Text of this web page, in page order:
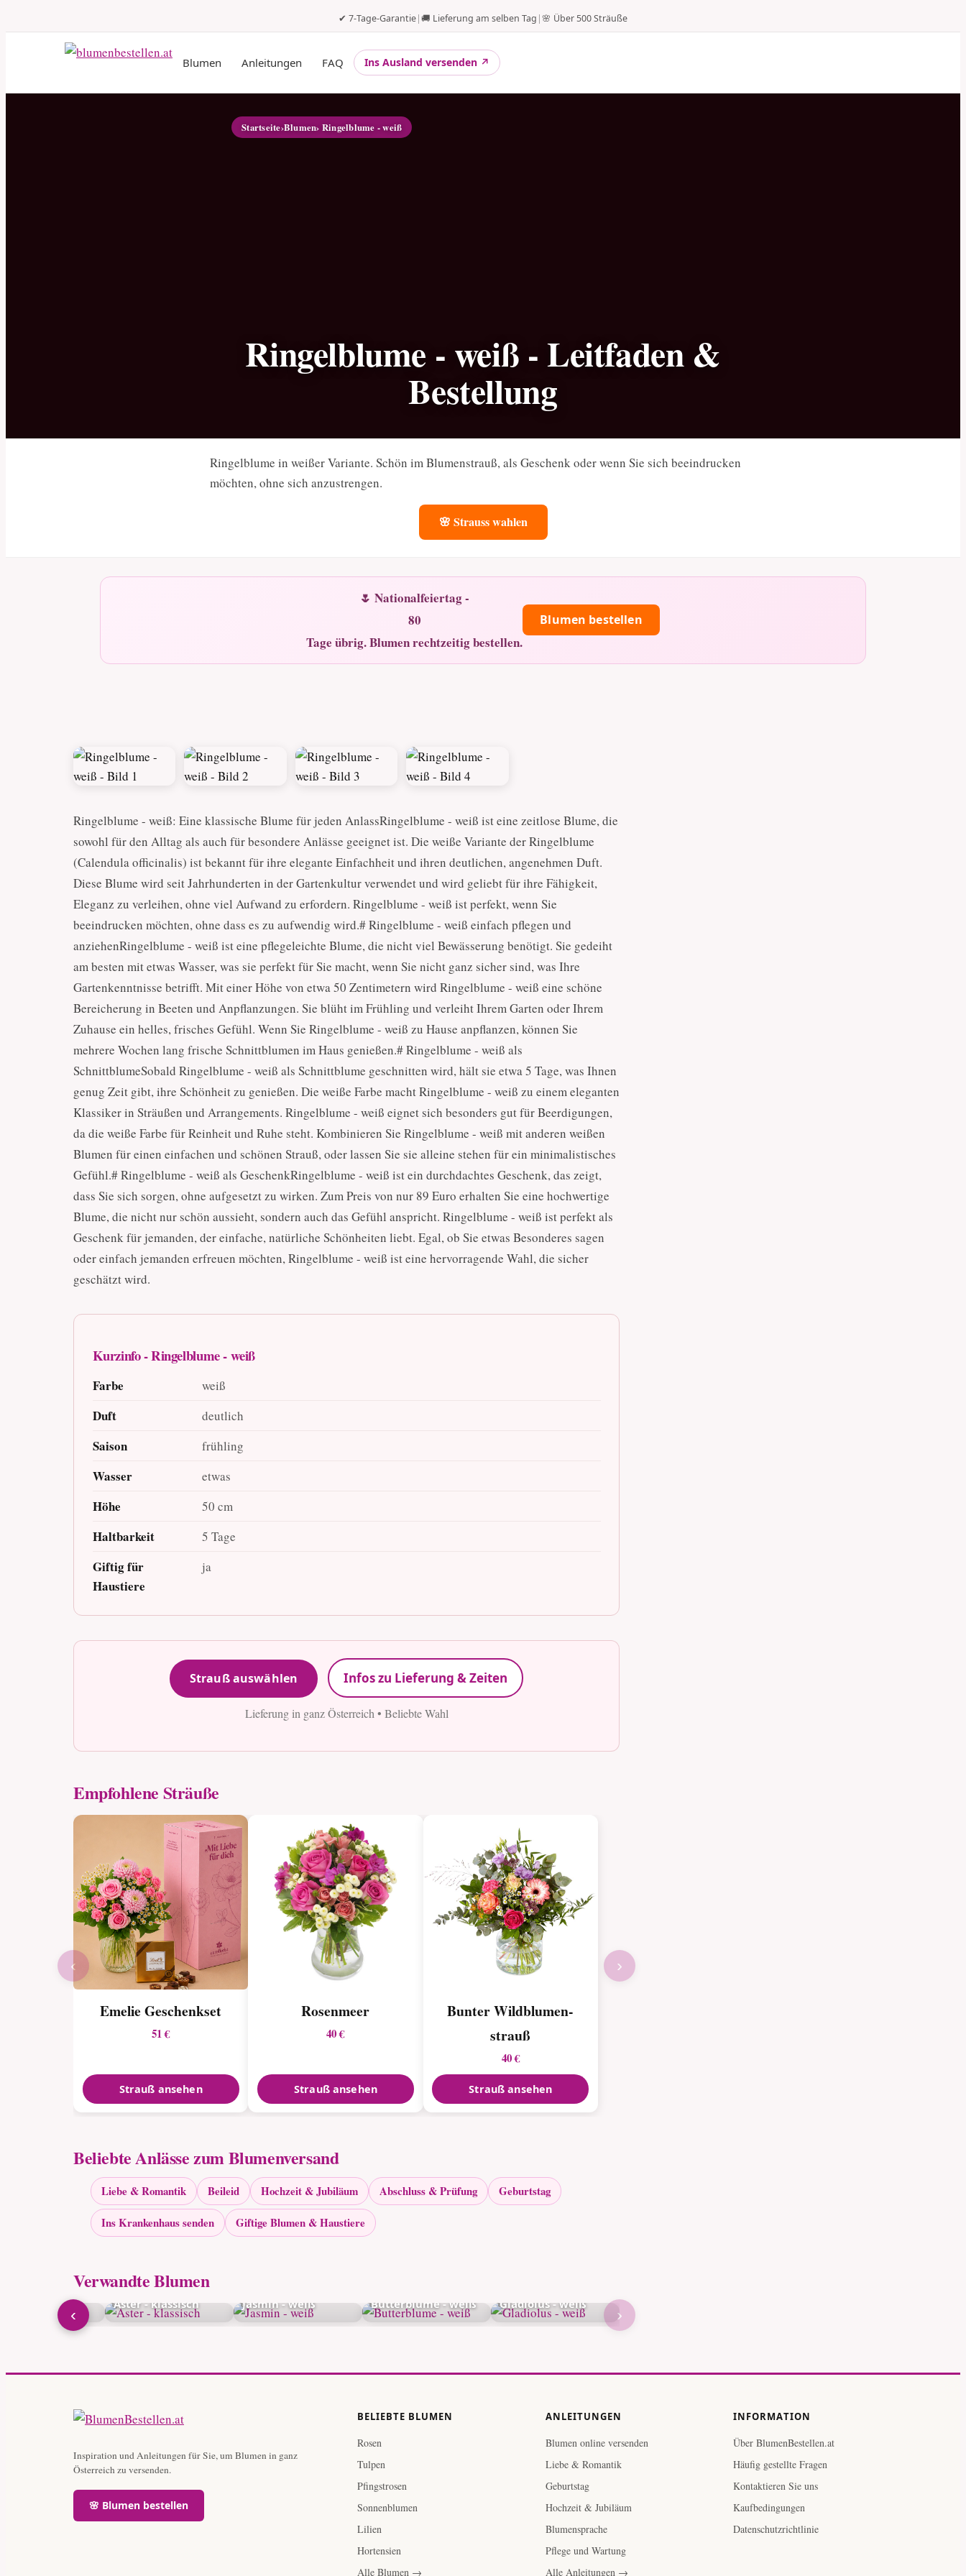
✔ 7-Tage-Garantie|🚚 Lieferung am selben Tag |🌸 Über 500 Sträuße
Blumen Anleitungen FAQ Ins Ausland versenden ↗
Startseite›Blumen› Ringelblume - weiß
Ringelblume - weiß - Leitfaden &
Bestellung
Ringelblume in weißer Variante. Schön im Blumenstrauß, als Geschenk oder wenn Sie sich beeindrucken
möchten, ohne sich anzustrengen.
🌸 Strauss wahlen
🌷 Nationalfeiertag -
80
Tage übrig. Blumen rechtzeitig bestellen.
Blumen bestellen
Ringelblume - weiß: Eine klassische Blume für jeden AnlassRingelblume - weiß ist eine zeitlose Blume, die
sowohl für den Alltag als auch für besondere Anlässe geeignet ist. Die weiße Variante der Ringelblume
(Calendula officinalis) ist bekannt für ihre elegante Einfachheit und ihren deutlichen, angenehmen Duft.
Diese Blume wird seit Jahrhunderten in der Gartenkultur verwendet und wird geliebt für ihre Fähigkeit,
Eleganz zu verleihen, ohne viel Aufwand zu erfordern. Ringelblume - weiß ist perfekt, wenn Sie
beeindrucken möchten, ohne dass es zu aufwendig wird.# Ringelblume - weiß einfach pflegen und
anziehenRingelblume - weiß ist eine pflegeleichte Blume, die nicht viel Bewässerung benötigt. Sie gedeiht
am besten mit etwas Wasser, was sie perfekt für Sie macht, wenn Sie nicht ganz sicher sind, was Ihre
Gartenkenntnisse betrifft. Mit einer Höhe von etwa 50 Zentimetern wird Ringelblume - weiß eine schöne
Bereicherung in Beeten und Anpflanzungen. Sie blüht im Frühling und verleiht Ihrem Garten oder Ihrem
Zuhause ein helles, frisches Gefühl. Wenn Sie Ringelblume - weiß zu Hause anpflanzen, können Sie
mehrere Wochen lang frische Schnittblumen im Haus genießen.# Ringelblume - weiß als
SchnittblumeSobald Ringelblume - weiß als Schnittblume geschnitten wird, hält sie etwa 5 Tage, was Ihnen
genug Zeit gibt, ihre Schönheit zu genießen. Die weiße Farbe macht Ringelblume - weiß zu einem eleganten
Klassiker in Sträußen und Arrangements. Ringelblume - weiß eignet sich besonders gut für Beerdigungen,
da die weiße Farbe für Reinheit und Ruhe steht. Kombinieren Sie Ringelblume - weiß mit anderen weißen
Blumen für einen einfachen und schönen Strauß, oder lassen Sie sie alleine stehen für ein minimalistisches
Gefühl.# Ringelblume - weiß als GeschenkRingelblume - weiß ist ein durchdachtes Geschenk, das zeigt,
dass Sie sich sorgen, ohne aufgesetzt zu wirken. Zum Preis von nur 89 Euro erhalten Sie eine hochwertige
Blume, die nicht nur schön aussieht, sondern auch das Gefühl anspricht. Ringelblume - weiß ist perfekt als
Geschenk für jemanden, der einfache, natürliche Schönheiten liebt. Egal, ob Sie etwas Besonderes sagen
oder einfach jemanden erfreuen möchten, Ringelblume - weiß ist eine hervorragende Wahl, die sicher
geschätzt wird.
Kurzinfo - Ringelblume - weiß
Farbe weiß
Duft deutlich
Saison frühling
Wasser etwas
Höhe 50 cm
Haltbarkeit 5 Tage
Giftig für
Haustiere
ja
Strauß auswählen Infos zu Lieferung & Zeiten
Lieferung in ganz Österreich • Beliebte Wahl
Empfohlene Sträuße
Emelie Geschenkset
51 €
Strauß ansehen
Rosenmeer
40 €
Strauß ansehen
Bunter Wildblumen­
strauß
40 €
Strauß ansehen
‹ ›
Beliebte Anlässe zum Blumenversand
Liebe & Romantik Beileid Hochzeit & Jubiläum Abschluss & Prüfung Geburtstag
Ins Krankenhaus senden Giftige Blumen & Haustiere
Verwandte Blumen
- klassisch Aster - klassisch Jasmin - weiß Butterblume - weiß Gladiolus - weiß
‹ ›
Inspiration und Anleitungen für Sie, um Blumen in ganz
Österreich zu versenden.
🌸 Blumen bestellen
BELIEBTE BLUMEN
Rosen
Tulpen
Pfingstrosen
Sonnenblumen
Lilien
Hortensien
Alle Blumen →
ANLEITUNGEN
Blumen online versenden
Liebe & Romantik
Geburtstag
Hochzeit & Jubiläum
Blumensprache
Pflege und Wartung
Alle Anleitungen →
INFORMATION
Über BlumenBestellen.at
Häufig gestellte Fragen
Kontaktieren Sie uns
Kaufbedingungen
Datenschutzrichtlinie